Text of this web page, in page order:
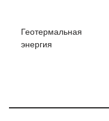
Геотермальная
энергия